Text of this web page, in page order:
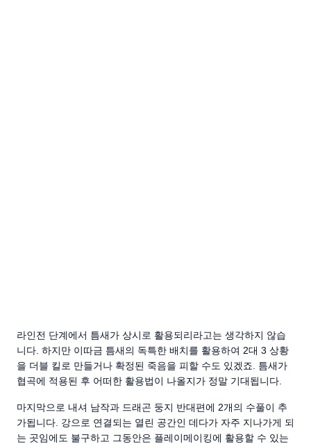
라인전 단계에서 틈새가 상시로 활용되리라고는 생각하지 않습
니다. 하지만 이따금 틈새의 독특한 배치를 활용하여 2대 3 상황
을 더블 킬로 만들거나 확정된 죽음을 피할 수도 있겠죠. 틈새가
협곡에 적용된 후 어떠한 활용법이 나올지가 정말 기대됩니다.
마지막으로 내셔 남작과 드래곤 둥지 반대편에 2개의 수풀이 추
가됩니다. 강으로 연결되는 열린 공간인 데다가 자주 지나가게 되
는 곳임에도 불구하고 그동안은 플레이메이킹에 활용할 수 있는